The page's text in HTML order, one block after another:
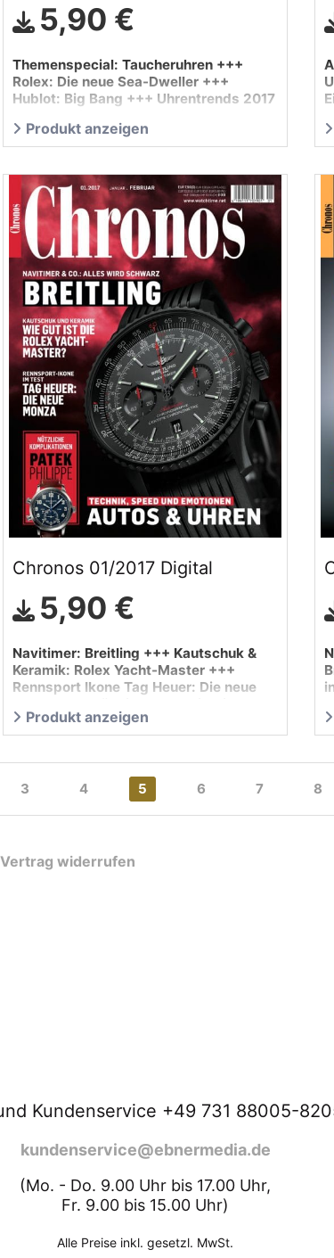
5,90 €
Themenspecial: Taucheruhren +++
Rolex: Die neue Sea-Dweller +++
Hublot: Big Bang +++ Uhrentrends 2017
Chronometer …
Produkt anzeigen
Chronos 01/2017 Digital
5,90 €
Navitimer: Breitling +++ Kautschuk &
Keramik: Rolex Yacht-Master +++
Rennsport Ikone Tag Heuer: Die neue
Patek …
Produkt anzeigen
3 4 5 6 7 8
Vertrag widerrufen
Kundenservice +49 731 88005-
kundenservice@ebnermedia.de
(Mo. - Do. 9.00 Uhr bis 17.00 Uhr,
Fr. 9.00 bis 15.00 Uhr)
Alle Preise inkl. gesetzl. MwSt.